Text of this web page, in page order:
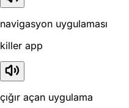
navigasyon uygulaması
killer app
çığır açan uygulama